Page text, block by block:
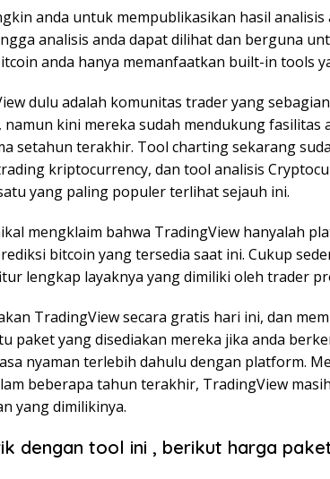
anda untuk mempublikasikan hasil analisis
analisis anda dapat dilihat dan berguna
anda hanya memanfaatkan built-in tools
dulu adalah komunitas trader yang
kini mereka sudah mendukung fasilitas
setahun terakhir. Tool charting sekarang
kriptocurrency, dan tool analisis
yang paling populer terlihat sejauh ini.
mengklaim bahwa TradingView hanyalah
bitcoin yang tersedia saat ini. Cukup
lengkap layaknya yang dimiliki oleh trader
TradingView secara gratis hari ini, dan
paket yang disediakan mereka jika anda
nyaman terlebih dahulu dengan platform.
beberapa tahun terakhir, TradingView
yang dimilikinya.
dengan tool ini , berikut harga